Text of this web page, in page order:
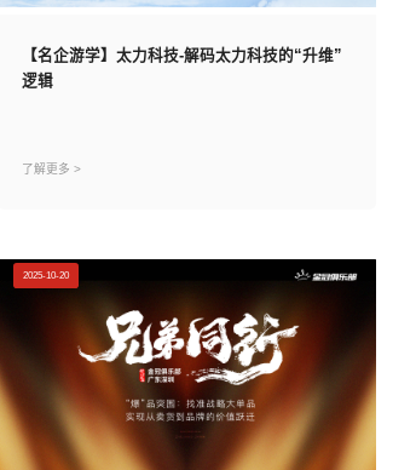
【名企游学】太力科技-解码太力科技的“升维”
逻辑
了解更多 >
2025-10-20